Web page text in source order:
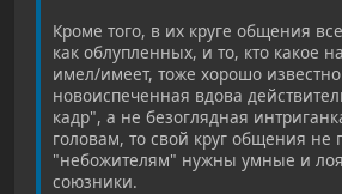
Кроме того, в их круге общения
как облупленных, и то, кто какое
имел/имеет, тоже хорошо
новоиспеченная вдова
кадр", а не безоглядная
головам, то свой круг общения не
"небожителям" нужны умные и
союзники.